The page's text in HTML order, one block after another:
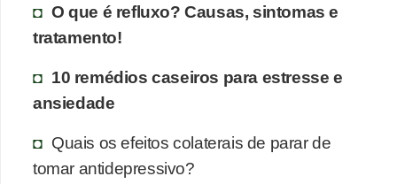
O que é refluxo? Causas, sintomas e
tratamento!
10 remédios caseiros para estresse e
ansiedade
Quais os efeitos colaterais de parar de
tomar antidepressivo?